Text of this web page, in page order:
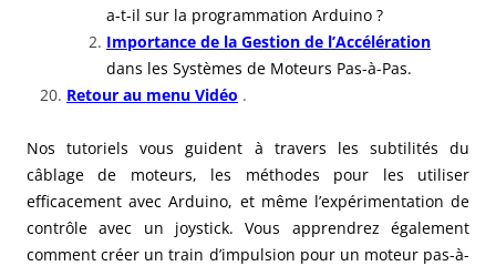
a-t-il sur la programmation Arduino ?
Importance de la Gestion de l’Accélération
dans les Systèmes de Moteurs Pas-à-Pas.
Retour au menu Vidéo .
Nos tutoriels vous guident à travers les subtilités du
câblage de moteurs, les méthodes pour les utiliser
efficacement avec Arduino, et même l’expérimentation de
contrôle avec un joystick. Vous apprendrez également
comment créer un train d’impulsion pour un moteur pas-à-